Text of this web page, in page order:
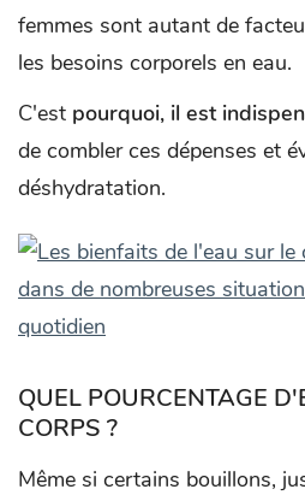
femmes sont autant de
les besoins corporels en eau.
C'est pourquoi, il est
de combler ces dépenses et
déshydratation.
QUEL POURCENTAGE
CORPS ?
Même si certains bouillons,